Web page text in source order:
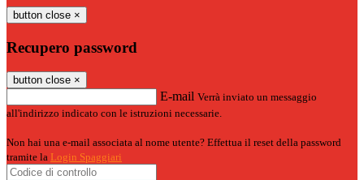
button close ×
Recupero password
button close ×
E-mail Verrà inviato un messaggio
all'indirizzo indicato con le istruzioni necessarie.
Non hai una e-mail associata al nome utente? Effettua il reset della password
tramite la Login Spaggiari